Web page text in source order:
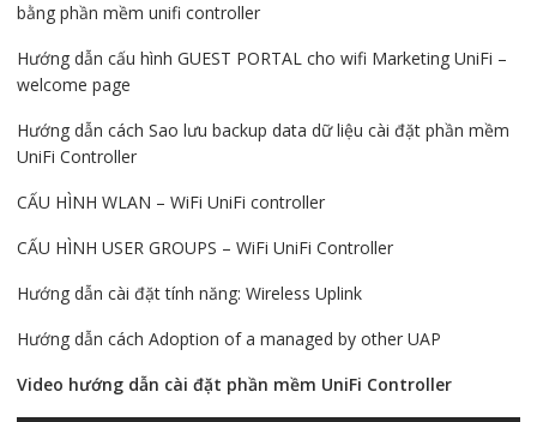
bằng phần mềm unifi controller
Hướng dẫn cấu hình GUEST PORTAL cho wifi Marketing UniFi –
welcome page
Hướng dẫn cách Sao lưu backup data dữ liệu cài đặt phần mềm
UniFi Controller
CẤU HÌNH WLAN – WiFi UniFi controller
CẤU HÌNH USER GROUPS – WiFi UniFi Controller
Hướng dẫn cài đặt tính năng: Wireless Uplink
Hướng dẫn cách Adoption of a managed by other UAP
Video hướng dẫn cài đặt phần mềm UniFi Controller